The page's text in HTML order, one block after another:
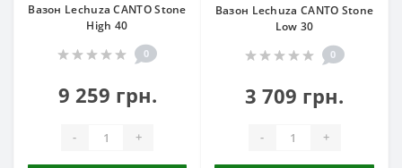
Вазон Lechuza CANTO Stone
High 40
0
9 259 грн.
- +
Вазон Lechuza CANTO Stone
Low 30
0
3 709 грн.
- +